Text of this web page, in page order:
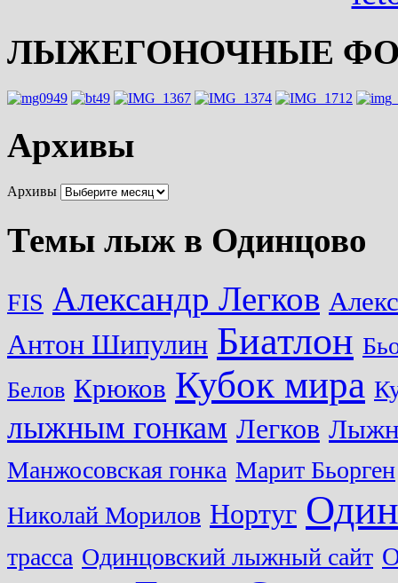
ЛЫЖЕГОНОЧНЫЕ
Архивы
Архивы
Темы лыж в Одинцово
FIS Александр Легков
Антон Шипулин Биатлон
Белов Крюков Кубок мира
лыжным гонкам Легков
Манжосовская гонка Марит Бьорген
Николай Морилов Нортуг
трасса Одинцовский лыжный сайт